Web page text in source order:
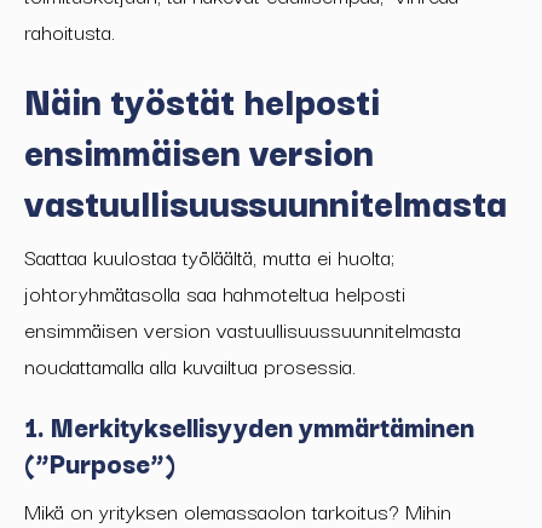
rahoitusta.
Näin työstät helposti
ensimmäisen version
vastuullisuussuunnitelmasta
Saattaa kuulostaa työläältä, mutta ei huolta;
johtoryhmätasolla saa hahmoteltua helposti
ensimmäisen version vastuullisuussuunnitelmasta
noudattamalla alla kuvailtua prosessia.
1. Merkityksellisyyden ymmärtäminen
(”Purpose”)
Mikä on yrityksen olemassaolon tarkoitus? Mihin